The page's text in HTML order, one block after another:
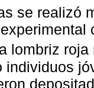
se realizó
lombriz roja
individuos